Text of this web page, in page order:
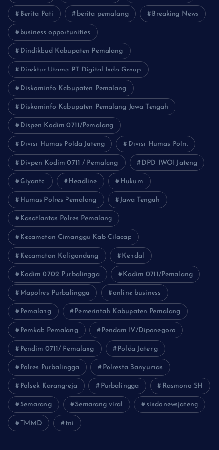
Berita Pati berita pemalang Breaking News
business opportunities
Dindikbud Kabupaten Pemalang
Direktur Utama PT Digital Indo Group
Diskominfo Kabupaten Pemalang
Diskominfo Kabupaten Pemalang Jawa Tengah
Dispen Kodim 0711/Pemalang
Divisi Humas Polda Jateng Divisi Humas Polri.
Divpen Kodim 0711 / Pemalang DPD IWOI Jateng
Giyanto Headline Hukum
Humas Polres Pemalang Jawa Tengah
Kasatlantas Polres Pemalang
Kecamatan Cimanggu Kab Cilacap
Kecamatan Kaligondang Kendal
Kodim 0702 Purbalingga Kodim 0711/Pemalang
Mapolres Purbalingga online business
Pemalang Pemerintah Kabupaten Pemalang
Pemkab Pemalang Pendam IV/Diponegoro
Pendim 0711/ Pemalang Polda Jateng
Polres Purbalingga Polresta Banyumas
Polsek Karangreja Purbalingga Rasmono SH
Semarang Semarang viral sindonewsjateng
TMMD tni